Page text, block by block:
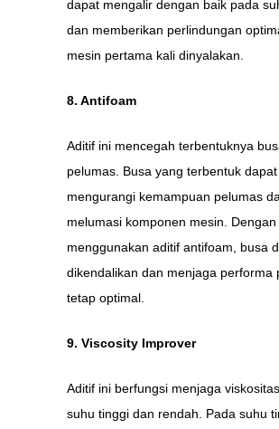
dapat mengalir dengan baik pada
dan memberikan perlindungan
mesin pertama kali dinyalakan.
8. Antifoam
Aditif ini mencegah terbentuknya
pelumas. Busa yang terbentuk dapat
mengurangi kemampuan pelumas
melumasi komponen mesin. Dengan
menggunakan aditif antifoam, busa
dikendalikan dan menjaga performa
tetap optimal.
9. Viscosity Improver
Aditif ini berfungsi menjaga
suhu tinggi dan rendah. Pada suhu